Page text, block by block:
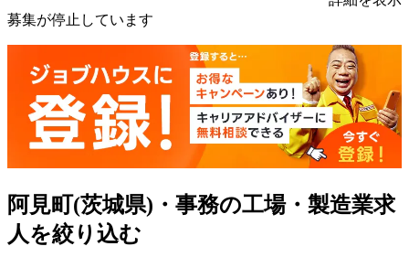
募集が停止しています
阿見町(茨城県)・事務の工場・製造業求
人を絞り込む